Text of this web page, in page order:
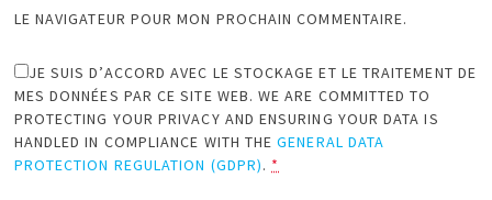
LE NAVIGATEUR POUR MON PROCHAIN COMMENTAIRE.
JE SUIS D’ACCORD AVEC LE STOCKAGE ET LE TRAITEMENT DE
MES DONNÉES PAR CE SITE WEB. WE ARE COMMITTED TO
PROTECTING YOUR PRIVACY AND ENSURING YOUR DATA IS
HANDLED IN COMPLIANCE WITH THEGENERAL DATA
PROTECTION REGULATION (GDPR). *